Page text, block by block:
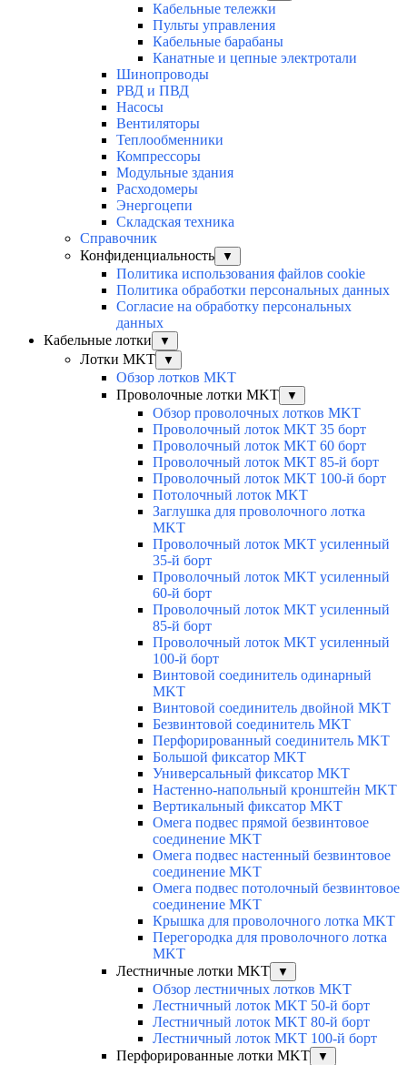
Кабельные тележки
Пульты управления
Кабельные барабаны
Канатные и цепные электротали
Шинопроводы
РВД и ПВД
Насосы
Вентиляторы
Теплообменники
Компрессоры
Модульные здания
Расходомеры
Энергоцепи
Складская техника
Справочник
Конфиденциальность
▼
Политика использования файлов cookie
Политика обработки персональных данных
Согласие на обработку персональных
данных
Кабельные лотки
▼
Лотки MKT ▼
Обзор лотков MKT
Проволочные лотки MKT
▼
Обзор проволочных лотков MKT
Проволочный лоток MKT 35 борт
Проволочный лоток MKT 60 борт
Проволочный лоток MKT 85-й борт
Проволочный лоток MKT 100-й борт
Потолочный лоток MKT
Заглушка для проволочного лотка
MKT
Проволочный лоток MKT усиленный
35-й борт
Проволочный лоток MKT усиленный
60-й борт
Проволочный лоток MKT усиленный
85-й борт
Проволочный лоток MKT усиленный
100-й борт
Винтовой соединитель одинарный
MKT
Винтовой соединитель двойной MKT
Безвинтовой соединитель MKT
Перфорированный соединитель MKT
Большой фиксатор MKT
Универсальный фиксатор MKT
Настенно-напольный кронштейн MKT
Вертикальный фиксатор MKT
Омега подвес прямой безвинтовое
соединение MKT
Омега подвес настенный безвинтовое
соединение MKT
Омега подвес потолочный безвинтовое
соединение MKT
Крышка для проволочного лотка MKT
Перегородка для проволочного лотка
MKT
Лестничные лотки MKT
▼
Обзор лестничных лотков MKT
Лестничный лоток MKT 50-й борт
Лестничный лоток MKT 80-й борт
Лестничный лоток MKT 100-й борт
Перфорированные лотки MKT
▼